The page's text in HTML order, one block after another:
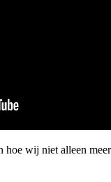
hoe wij niet alleen